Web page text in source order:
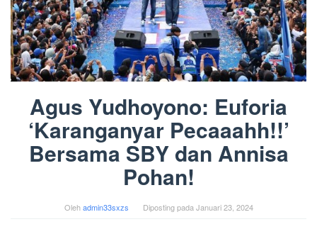
Agus Yudhoyono: Euforia
‘Karanganyar Pecaaahh!!’
Bersama SBY dan Annisa
Pohan!
Olehadmin33sxzs Diposting pada Januari 23, 2024